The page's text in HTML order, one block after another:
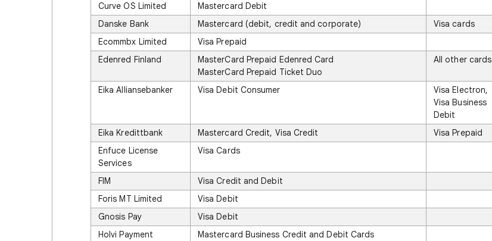
Curve OS Limited
Mastercard Debit
Danske Bank
Mastercard (debit, credit and corporate)
Visa cards
Ecommbx Limited
Visa Prepaid
Edenred Finland
MasterCard Prepaid Edenred Card
MasterCard Prepaid Ticket Duo
All other cards
Eika Alliansebanker Visa Debit Consumer
Visa Electron,
Visa Business
Debit
Eika Kredittbank
Mastercard Credit, Visa Credit
Visa Prepaid
Enfuce License
Services
Visa Cards
FIM
Visa Credit and Debit
Foris MT Limited
Visa Debit
Gnosis Pay
Visa Debit
Holvi Payment
Mastercard Business Credit and Debit Cards